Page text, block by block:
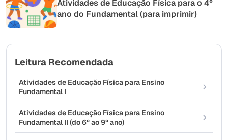
Atividades de Educação Física para o 4º
ano do Fundamental (para imprimir)
Leitura Recomendada
Atividades de Educação Física para Ensino
Fundamental I
Atividades de Educação Física para Ensino
Fundamental II (do 6º ao 9º ano)